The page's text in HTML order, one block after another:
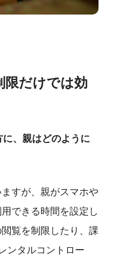
限だけでは効
、親はどのように
すが、親がスマホや
できる時間を設定し
覧を制限したり、課
ンタルコントロー